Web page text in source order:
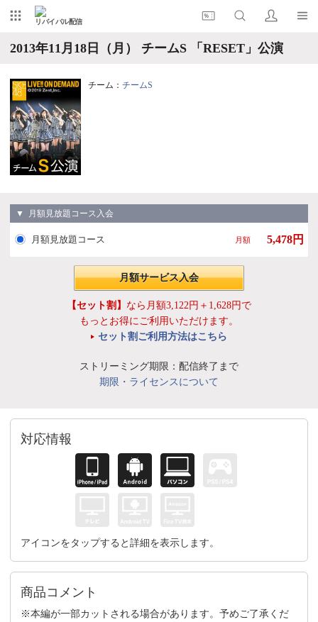
リバイバル配信
2013年11月18日（月） チームS 「RESET」公演
チーム： チームS
▼ 月額見放題コース入会
月額見放題コース 月額 5,478円
月額サービス入会
【セット割】 なら月額3,122円＋1,628円で
もっとお得にご利用いただけます。
セット割ご利用方法はこちら
ストリーミング期限：配信終了まで
期限・ライセンスについて
対応情報
アイコンをタップすると詳細を表示します。
商品コメント
※本編が一部カットされる場合があります。予めご了承くだ